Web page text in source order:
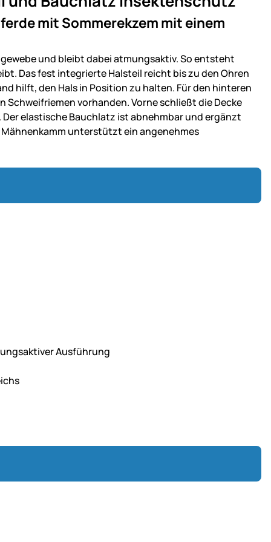
mit Sommerekzem mit einem
und bleibt dabei atmungsaktiv. So entsteht
Das fest integrierte Halsteil reicht bis zu den Ohren
hilft, den Hals in Position zu halten. Für den hinteren
vorhanden. Vorne schließt die Decke
elastische Bauchlatz ist abnehmbar und ergänzt
unterstützt ein angenehmes
Ausführung